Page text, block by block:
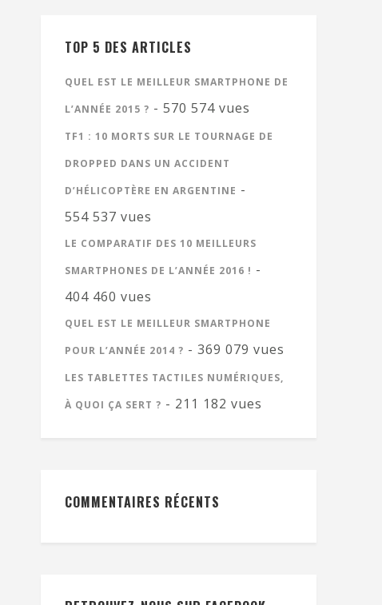
TOP 5 DES ARTICLES
QUEL EST LE MEILLEUR SMARTPHONE DE
L’ANNÉE 2015 ? - 570 574 vues
TF1 : 10 MORTS SUR LE TOURNAGE DE
DROPPED DANS UN ACCIDENT
D’HÉLICOPTÈRE EN ARGENTINE -
554 537 vues
LE COMPARATIF DES 10 MEILLEURS
SMARTPHONES DE L’ANNÉE 2016 ! -
404 460 vues
QUEL EST LE MEILLEUR SMARTPHONE
POUR L’ANNÉE 2014 ? - 369 079 vues
LES TABLETTES TACTILES NUMÉRIQUES,
À QUOI ÇA SERT ? - 211 182 vues
COMMENTAIRES RÉCENTS